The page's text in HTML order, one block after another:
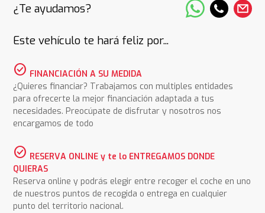
¿Te ayudamos?
Este vehículo te hará feliz por...
check_circle FINANCIACIÓN A SU MEDIDA
¿Quieres financiar? Trabajamos con multiples entidades
para ofrecerte la mejor financiación adaptada a tus
necesidades. Preocúpate de disfrutar y nosotros nos
encargamos de todo
check_circle RESERVA ONLINE y te lo ENTREGAMOS DONDE
QUIERAS
Reserva online y podrás elegir entre recoger el coche en uno
de nuestros puntos de recogida o entrega en cualquier
punto del territorio nacional.